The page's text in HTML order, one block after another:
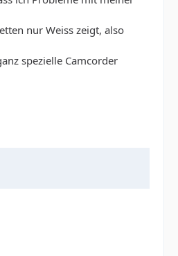
nur Weiss zeigt, also
spezielle Camcorder